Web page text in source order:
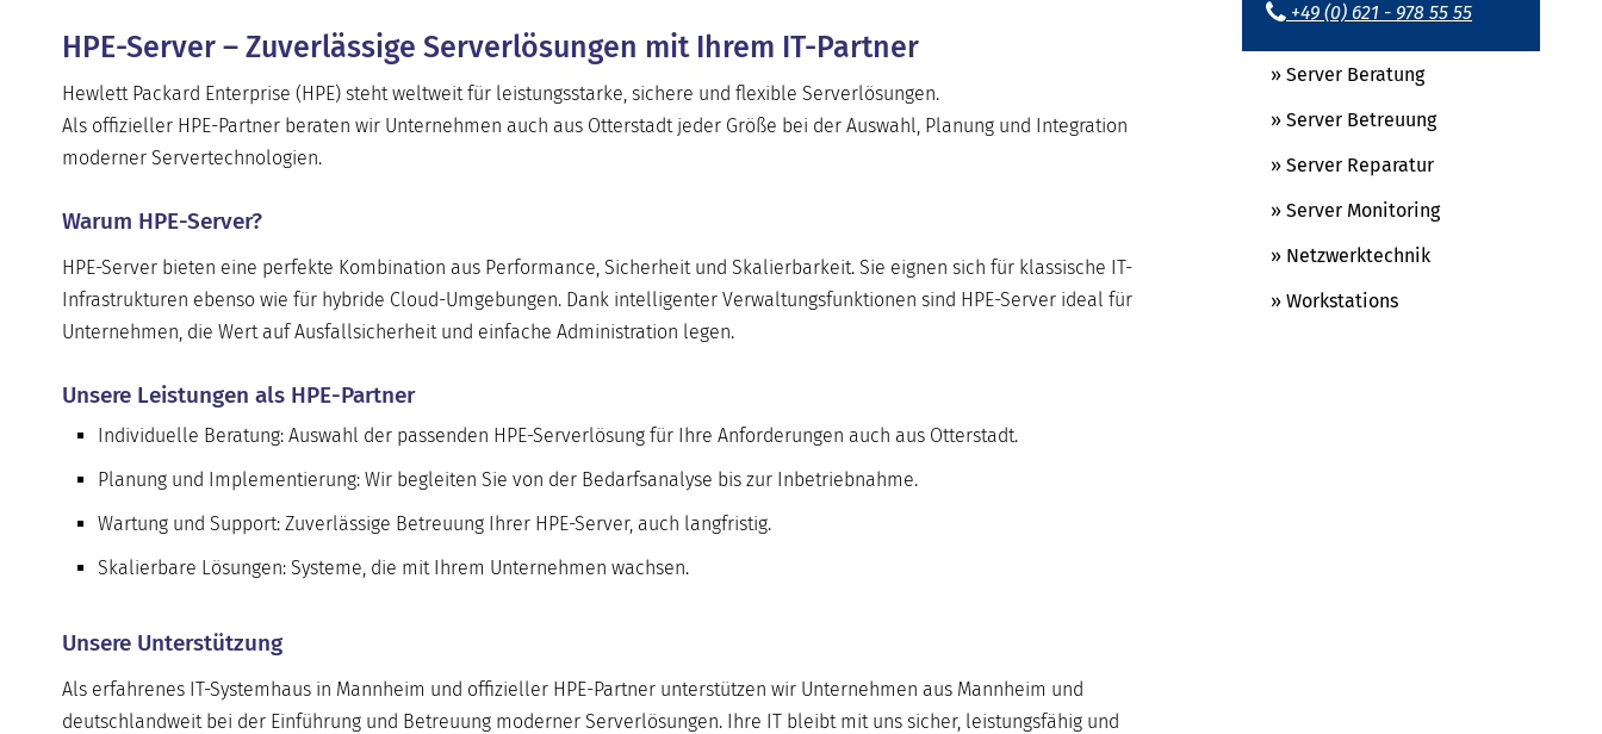
HPE-Server – Zuverlässige Serverlösungen mit Ihrem IT-Partner
Hewlett Packard Enterprise (HPE) steht weltweit für leistungsstarke, sichere und flexible Serverlösungen.
Als offizieller HPE-Partner beraten wir Unternehmen auch aus Otterstadt jeder Größe bei der Auswahl, Planung und Integration
moderner Servertechnologien.
Warum HPE-Server?
HPE-Server bieten eine perfekte Kombination aus Performance, Sicherheit und Skalierbarkeit. Sie eignen sich für klassische IT-
Infrastrukturen ebenso wie für hybride Cloud-Umgebungen. Dank intelligenter Verwaltungsfunktionen sind HPE-Server ideal für
Unternehmen, die Wert auf Ausfallsicherheit und einfache Administration legen.
Unsere Leistungen als HPE-Partner
Individuelle Beratung: Auswahl der passenden HPE-Serverlösung für Ihre Anforderungen auch aus Otterstadt.
Planung und Implementierung: Wir begleiten Sie von der Bedarfsanalyse bis zur Inbetriebnahme.
Wartung und Support: Zuverlässige Betreuung Ihrer HPE-Server, auch langfristig.
Skalierbare Lösungen: Systeme, die mit Ihrem Unternehmen wachsen.
Unsere Unterstützung
Als erfahrenes IT-Systemhaus in Mannheim und offizieller HPE-Partner unterstützen wir Unternehmen aus Mannheim und
deutschlandweit bei der Einführung und Betreuung moderner Serverlösungen. Ihre IT bleibt mit uns sicher, leistungsfähig und
+49 (0) 621 - 978 55 55
» Server Beratung
» Server Betreuung
» Server Reparatur
» Server Monitoring
» Netzwerktechnik
» Workstations